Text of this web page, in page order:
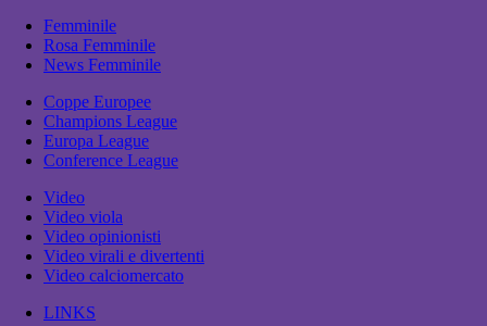
Femminile
Rosa Femminile
News Femminile
Coppe Europee
Champions League
Europa League
Conference League
Video
Video viola
Video opinionisti
Video virali e divertenti
Video calciomercato
LINKS